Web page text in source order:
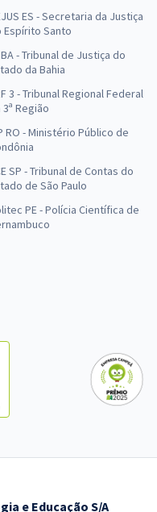
ES - Secretaria da Justiça
Espírito Santo
BA - Tribunal de Justiça do
da Bahia
3 - Tribunal Regional Federal
3ª Região
RO - Ministério Público de
SP - Tribunal de Contas do
de São Paulo
PE - Polícia Científica de
e Educação S/A